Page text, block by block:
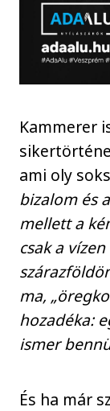
Kammerer
ami oly
bizalom és
mellett a
csak a
ma,
hozadéka:
ismer
És ha már